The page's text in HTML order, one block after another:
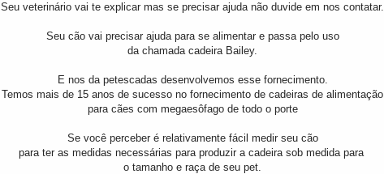
Seu veterinário vai te explicar mas se precisar ajuda não duvide em nos contatar.
Seu cão vai precisar ajuda para se alimentar e passa pelo uso
da chamada cadeira Bailey.
E nos da petescadas desenvolvemos esse fornecimento.
Temos mais de 15 anos de sucesso no fornecimento de cadeiras de alimentação
para cães com megaesôfago de todo o porte
Se você perceber é relativamente fácil medir seu cão
para ter as medidas necessárias para produzir a cadeira sob medida para
o tamanho e raça de seu pet.